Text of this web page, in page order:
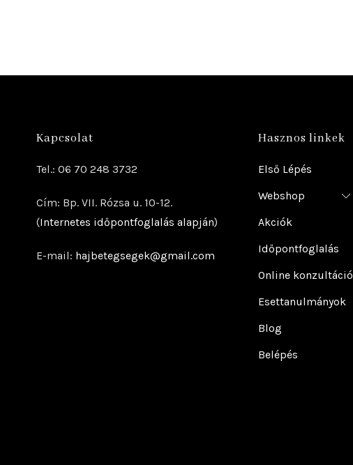
Kapcsolat
Tel.: 06 70 248 3732
Cím: Bp. VII. Rózsa u. 10-12.
(Internetes időpontfoglalás alapján)
E-mail: hajbetegsegek@gmail.com
Hasznos linkek
Első Lépés
Webshop
Akciók
Időpontfoglalás
Online konzultáció
Esettanulmányok
Blog
Belépés